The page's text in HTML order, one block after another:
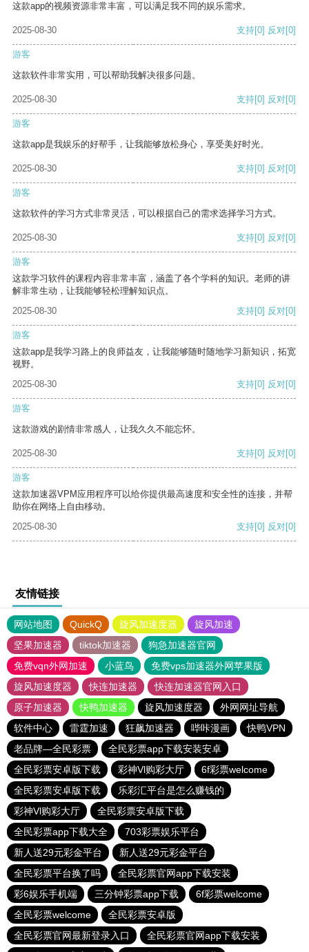
这款app的视频资源非常丰富，可以满足我不同的娱乐需求。
2025-08-30 支持[0] 反对[0]
游客
这款软件非常实用，可以帮助我解决很多问题。
2025-08-30 支持[0] 反对[0]
游客
这款app是我娱乐的好帮手，让我能够放松身心，享受美好时光。
2025-08-30 支持[0] 反对[0]
游客
这款软件的学习方式非常灵活，可以根据自己的需求选择学习方式。
2025-08-30 支持[0] 反对[0]
游客
这款学习软件的课程内容非常丰富，涵盖了各个学科的知识。老师的讲
解非常生动，让我能够轻松理解知识点。
2025-08-30
支持[0] 反对[0]
游客
这款app是我学习路上的良师益友，让我能够随时随地学习新知识，拓宽
视野。
2025-08-30
支持[0] 反对[0]
游客
这款游戏的剧情非常感人，让我久久不能忘怀。
2025-08-30 支持[0] 反对[0]
游客
这款加速器VPM应用程序可以给你提供最高速度和安全性的连接，并帮
助你在网络上自由移动。
2025-08-30
支持[0] 反对[0]
友情链接
网站地图 QuickQ 旋风加速度器
旋风加速
坚果加速器
tiktok加速器
狗急加速器官网
免费vqn外网加速
小蓝鸟
免费vps加速器外网苹果版
旋风加速度器
快连加速器
快连加速器官网入口
原子加速器
快鸭加速器 旋风加速度器
外网网址导航
软件中心
雷霆加速 狂飙加速器 哔咔漫画
快鸭VPN
老品牌—全民彩票
全民彩票app下载安装安卓
全民彩票安卓版下载
彩神Vl购彩大厅
6f彩票welcome
全民彩票安卓版下载
乐彩汇平台是怎么赚钱的
彩神Vl购彩大厅
全民彩票安卓版下载
全民彩票app下载大全
703彩票娱乐平台
新人送29元彩金平台
新人送29元彩金平台
全民彩票平台换了吗
全民彩票官网app下载安装
彩6娱乐手机端
三分钟彩票app下载
6f彩票welcome
全民彩票welcome
全民彩票安卓版
全民彩票官网最新登录入口
全民彩票官网app下载安装